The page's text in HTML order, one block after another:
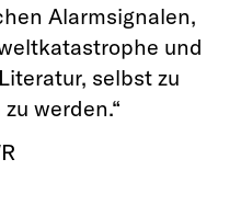
Alarmsignalen,
und
selbst zu
werden.“